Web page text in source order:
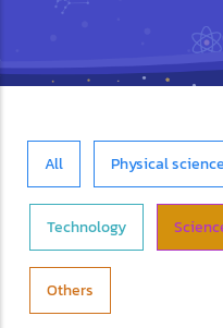
All Physical science
Technology
Others